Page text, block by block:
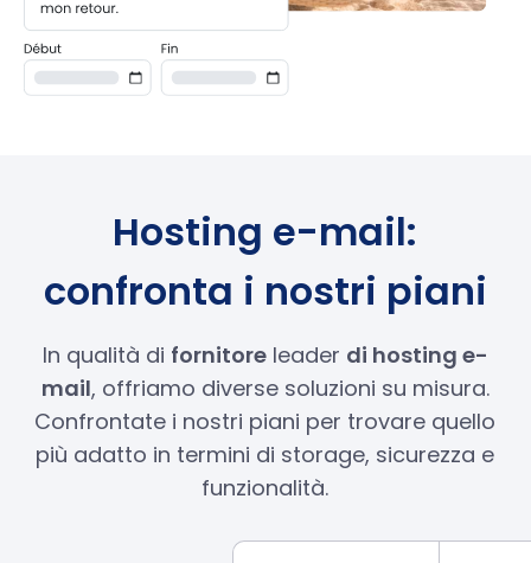
Hosting e-mail:
confronta i nostri piani
In qualità di fornitoreleader di hosting e-
mail, offriamo diverse soluzioni su misura.
Confrontate i nostri piani per trovare quello
più adatto in termini di storage, sicurezza e
funzionalità.